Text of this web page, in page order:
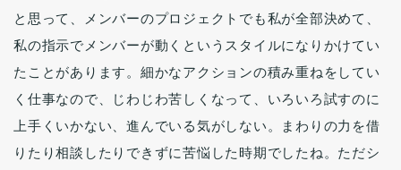
と思って、メンバーのプロジェクトでも私が全部決めて、
私の指示でメンバーが動くというスタイルになりかけてい
たことがあります。細かなアクションの積み重ねをしてい
く仕事なので、じわじわ苦しくなって、いろいろ試すのに
上手くいかない、進んでいる気がしない。まわりの力を借
りたり相談したりできずに苦悩した時期でしたね。ただシ